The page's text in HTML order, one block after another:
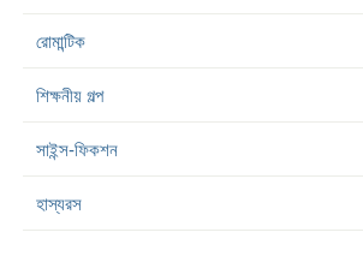
রোমান্টিক
শিক্ষনীয় গল্প
সাইন্স-ফিকশন
হাস্যরস